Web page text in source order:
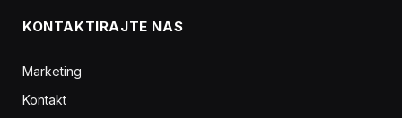
KONTAKTIRAJTE NAS
Marketing
Kontakt